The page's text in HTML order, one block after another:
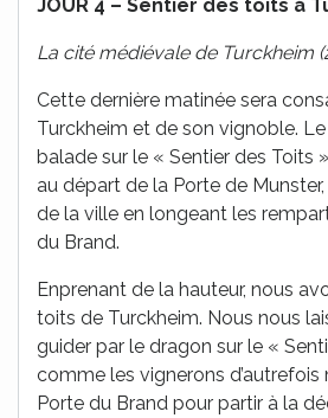
JOUR 4 – Sentier des toits à
La cité médiévale de Turckheim
Cette dernière matinée sera
Turckheim et de son vignoble. Le
balade sur le « Sentier des Toits
au départ de la Porte de
de la ville en longeant les
du Brand.
Enprenant de la hauteur, nous
toits de Turckheim. Nous nous
guider par le dragon sur le «
comme les vignerons d’autrefois
Porte du Brand pour partir à la